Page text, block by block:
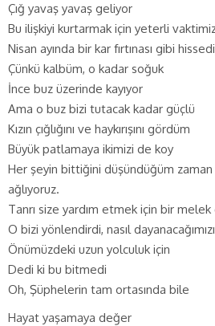
Çığ yavaş yavaş geliyor
Bu ilişkiyi kurtarmak için yeterli
Nisan ayında bir kar fırtınası gibi
Çünkü kalbüm, o kadar soğuk
İnce buz üzerinde kayıyor
Ama o buz bizi tutacak kadar güçlü
Kızın çığlığını ve haykırışını gördüm
Büyük patlamaya ikimizi de koy
Her şeyin bittiğini düşündüğüm
ağlıyoruz.
Tanrı size yardım etmek için bir
O bizi yönlendirdi, nasıl
Önümüzdeki uzun yolculuk için
Dedi ki bu bitmedi
Oh, Şüphelerin tam ortasında bile
Hayat yaşamaya değer